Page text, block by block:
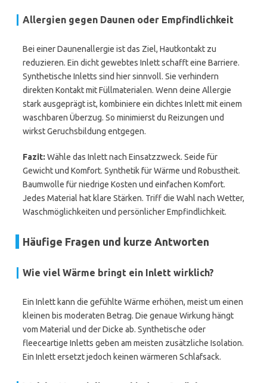
Allergien gegen Daunen oder Empfindlichkeit
Bei einer Daunenallergie ist das Ziel, Hautkontakt zu
reduzieren. Ein dicht gewebtes Inlett schafft eine Barriere.
Synthetische Inletts sind hier sinnvoll. Sie verhindern
direkten Kontakt mit Füllmaterialen. Wenn deine Allergie
stark ausgeprägt ist, kombiniere ein dichtes Inlett mit einem
waschbaren Überzug. So minimierst du Reizungen und
wirkst Geruchsbildung entgegen.
Fazit: Wähle das Inlett nach Einsatzzweck. Seide für
Gewicht und Komfort. Synthetik für Wärme und Robustheit.
Baumwolle für niedrige Kosten und einfachen Komfort.
Jedes Material hat klare Stärken. Triff die Wahl nach Wetter,
Waschmöglichkeiten und persönlicher Empfindlichkeit.
Häufige Fragen und kurze Antworten
Wie viel Wärme bringt ein Inlett wirklich?
Ein Inlett kann die gefühlte Wärme erhöhen, meist um einen
kleinen bis moderaten Betrag. Die genaue Wirkung hängt
vom Material und der Dicke ab. Synthetische oder
fleeceartige Inletts geben am meisten zusätzliche Isolation.
Ein Inlett ersetzt jedoch keinen wärmeren Schlafsack.